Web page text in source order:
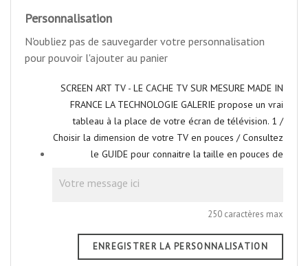
Personnalisation
N'oubliez pas de sauvegarder votre personnalisation
pour pouvoir l'ajouter au panier
SCREEN ART TV - LE CACHE TV SUR MESURE MADE IN
FRANCE LA TECHNOLOGIE GALERIE propose un vrai
tableau à la place de votre écran de télévision. 1 /
Choisir la dimension de votre TV en pouces / Consultez
le GUIDE pour connaitre la taille en pouces de
250 caractères max
ENREGISTRER LA PERSONNALISATION